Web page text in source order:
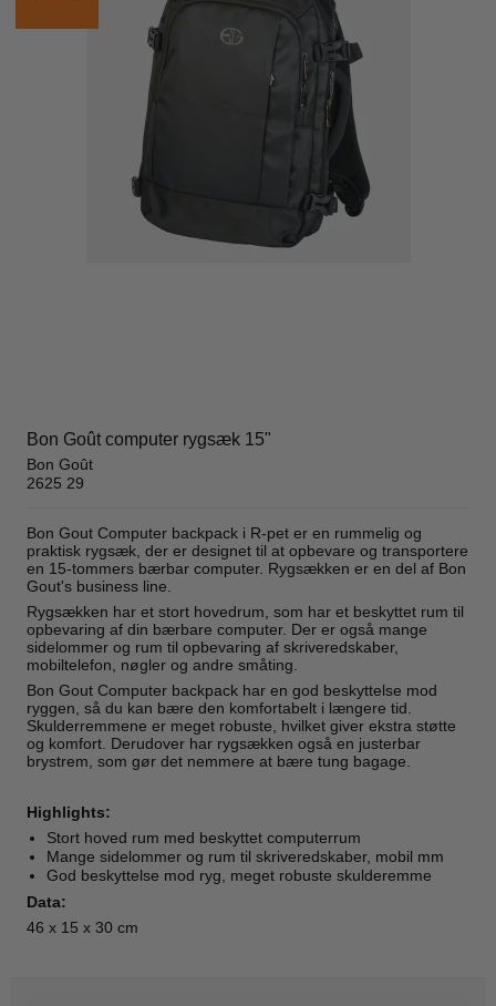
Bon Goût computer rygsæk 15"
Bon Goût
2625 29
Bon Gout Computer backpack i R-pet er en rummelig og
praktisk rygsæk, der er designet til at opbevare og transportere
en 15-tommers bærbar computer. Rygsækken er en del af Bon
Gout's business line.
Rygsækken har et stort hovedrum, som har et beskyttet rum til
opbevaring af din bærbare computer. Der er også mange
sidelommer og rum til opbevaring af skriveredskaber,
mobiltelefon, nøgler og andre småting.
Bon Gout Computer backpack har en god beskyttelse mod
ryggen, så du kan bære den komfortabelt i længere tid.
Skulderremmene er meget robuste, hvilket giver ekstra støtte
og komfort. Derudover har rygsækken også en justerbar
brystrem, som gør det nemmere at bære tung bagage.
Highlights:
Stort hoved rum med beskyttet computerrum
Mange sidelommer og rum til skriveredskaber, mobil mm
God beskyttelse mod ryg, meget robuste skulderemme
Data:
46 x 15 x 30 cm